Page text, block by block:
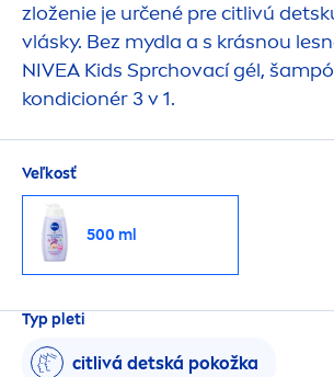
zloženie je určené pre citlivú
vlásky. Bez mydla a s krásnou
NIVEA Kids Sprchovací gél,
kondicionér 3 v 1.
Veľkosť
500 ml
Typ pleti
citlivá detská pokožka